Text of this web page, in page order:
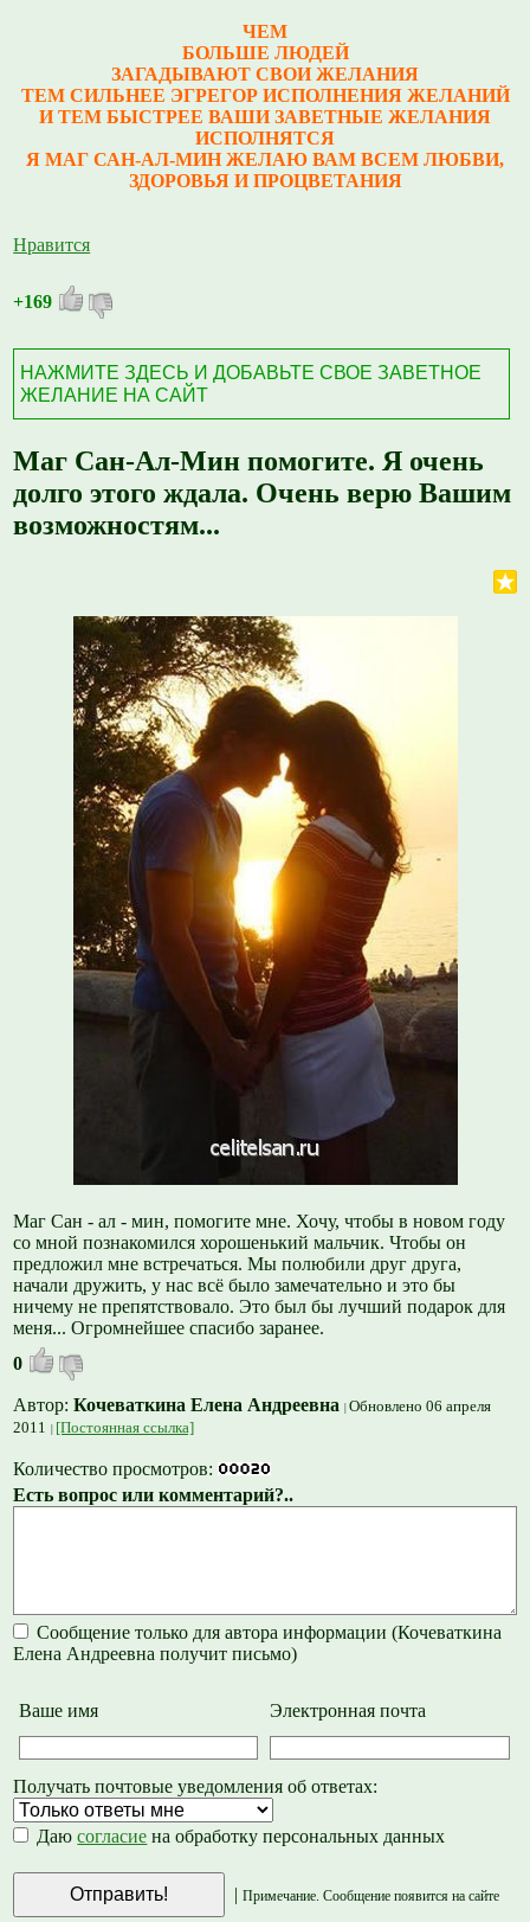
ЧЕМ
БОЛЬШЕ ЛЮДЕЙ
ЗАГАДЫВАЮТ СВОИ ЖЕЛАНИЯ
ТЕМ СИЛЬНЕЕ ЭГРЕГОР ИСПОЛНЕНИЯ ЖЕЛАНИЙ
И ТЕМ БЫСТРЕЕ ВАШИ ЗАВЕТНЫЕ ЖЕЛАНИЯ
ИСПОЛНЯТСЯ
Я МАГ САН-АЛ-МИН ЖЕЛАЮ ВАМ ВСЕМ ЛЮБВИ,
ЗДОРОВЬЯ И ПРОЦВЕТАНИЯ
Нравится
+169
НАЖМИТЕ ЗДЕСЬ И ДОБАВЬТЕ СВОЕ ЗАВЕТНОЕ
ЖЕЛАНИЕ НА САЙТ
Маг Сан-Ал-Мин помогите. Я очень
долго этого ждала. Очень верю Вашим
возможностям...
Маг Сан - ал - мин, помогите мне. Хочу, чтобы в новом году
со мной познакомился хорошенький мальчик. Чтобы он
предложил мне встречаться. Мы полюбили друг друга,
начали дружить, у нас всё было замечательно и это бы
ничему не препятствовало. Это был бы лучший подарок для
меня... Огромнейшее спасибо заранее.
0
Автор:Кочеваткина Елена Андреевна Обновлено 06 апреля
2011
[Постоянная ссылка]
Количество просмотров:
Есть вопрос или комментарий?..
Сообщение только для автора информации (Кочеваткина
Елена Андреевна получит письмо)
Ваше имя Электронная почта
Получать почтовые уведомления об ответах:
Даюсогласие на обработку персональных данных
| Примечание. Сообщение появится на сайте